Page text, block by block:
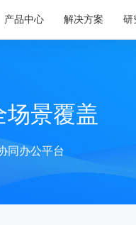
产品中心 解决方案 研
场景覆盖
同办公平台